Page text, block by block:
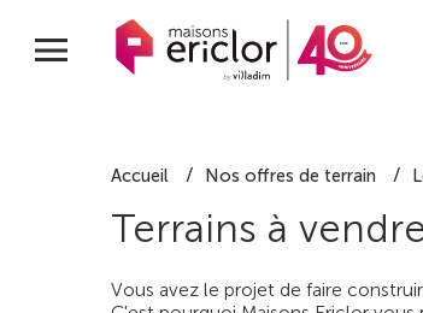
Accueil Nos offres de terrain
Terrains à
Vous avez le projet de faire